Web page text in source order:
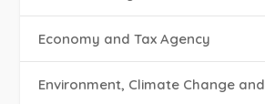
Economy and Tax Agency
Environment, Climate Change